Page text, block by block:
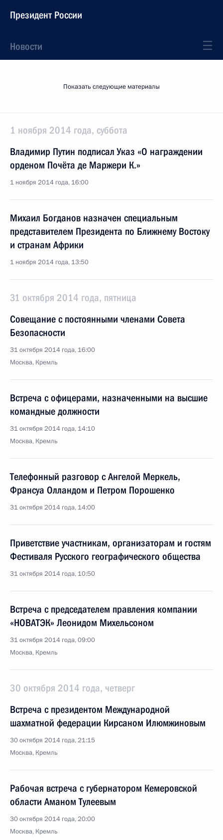
Президент России
Новости
Показать следующие материалы
1 ноября 2014 года, суббота
Владимир Путин подписал Указ «О награждении
орденом Почёта де Маржери К.»
1 ноября 2014 года, 16:00
Михаил Богданов назначен специальным
представителем Президента по Ближнему Востоку
и странам Африки
1 ноября 2014 года, 13:50
31 октября 2014 года, пятница
Совещание с постоянными членами Совета
Безопасности
31 октября 2014 года, 16:00
Москва, Кремль
Встреча с офицерами, назначенными на высшие
командные должности
31 октября 2014 года, 14:10
Москва, Кремль
Телефонный разговор с Ангелой Меркель,
Франсуа Олландом и Петром Порошенко
31 октября 2014 года, 14:00
Приветствие участникам, организаторам и гостям
Фестиваля Русского географического общества
31 октября 2014 года, 10:50
Встреча с председателем правления компании
«НОВАТЭК» Леонидом Михельсоном
31 октября 2014 года, 09:00
Москва, Кремль
30 октября 2014 года, четверг
Встреча с президентом Международной
шахматной федерации Кирсаном Илюмжиновым
30 октября 2014 года, 21:15
Москва, Кремль
Рабочая встреча с губернатором Кемеровской
области Аманом Тулеевым
30 октября 2014 года, 20:00
Москва, Кремль